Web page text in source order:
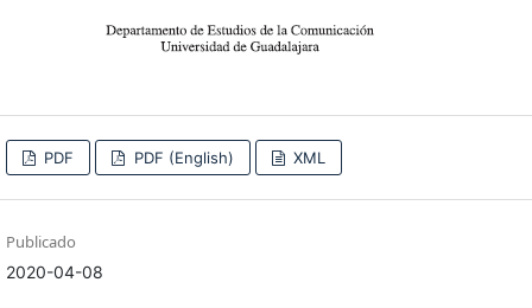
PDF PDF (English) XML
Publicado
2020-04-08